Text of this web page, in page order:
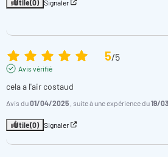
Utile(0) Signaler
5/5
Avis vérifié
cela a l'air costaud
Avis du01/04/2025 , suite à une expérience du19/
Utile(0) Signaler